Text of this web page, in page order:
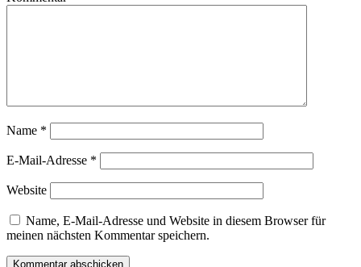
Name *
E-Mail-Adresse *
Website
Name, E-Mail-Adresse und Website in diesem Browser für
meinen nächsten Kommentar speichern.